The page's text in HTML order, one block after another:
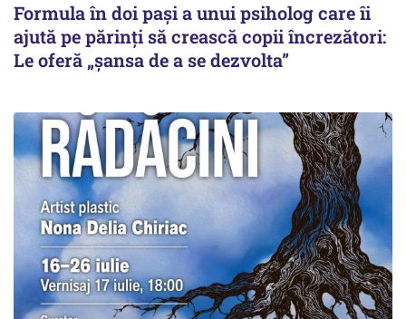
Formula în doi pași a unui psiholog care îi
ajută pe părinți să crească copii încrezători:
Le oferă „șansa de a se dezvolta”